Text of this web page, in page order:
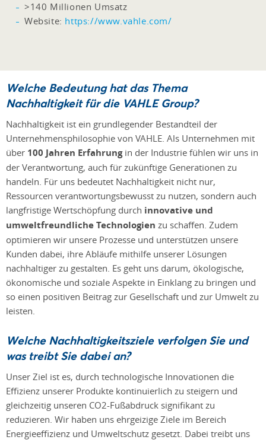
>140 Millionen Umsatz
Website: https://www.vahle.com/
Welche Bedeutung hat das Thema
Nachhaltigkeit für die VAHLE Group?
Nachhaltigkeit ist ein grundlegender Bestandteil der
Unternehmensphilosophie von VAHLE. Als Unternehmen mit
über 100 Jahren Erfahrungin der Industrie fühlen wir uns in
der Verantwortung, auch für zukünftige Generationen zu
handeln. Für uns bedeutet Nachhaltigkeit nicht nur,
Ressourcen verantwortungsbewusst zu nutzen, sondern auch
langfristige Wertschöpfung durch innovative und
umweltfreundliche Technologien zu schaffen. Zudem
optimieren wir unsere Prozesse und unterstützen unsere
Kunden dabei, ihre Abläufe mithilfe unserer Lösungen
nachhaltiger zu gestalten. Es geht uns darum, ökologische,
ökonomische und soziale Aspekte in Einklang zu bringen und
so einen positiven Beitrag zur Gesellschaft und zur Umwelt zu
leisten.
Welche Nachhaltigkeitsziele verfolgen Sie und
was treibt Sie dabei an?
Unser Ziel ist es, durch technologische Innovationen die
Effizienz unserer Produkte kontinuierlich zu steigern und
gleichzeitig unseren CO2-Fußabdruck signifikant zu
reduzieren. Wir haben uns ehrgeizige Ziele im Bereich
Energieeffizienz und Umweltschutz gesetzt. Dabei treibt uns